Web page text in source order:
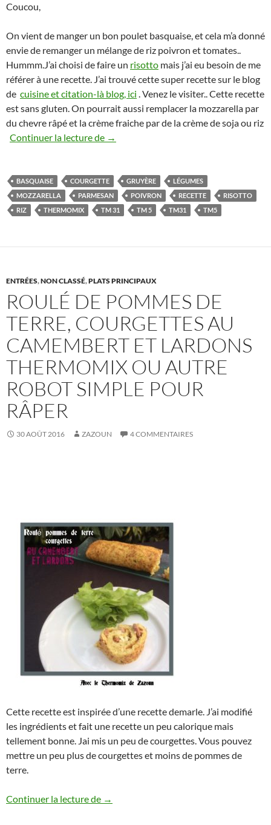
Coucou,
On vient de manger un bon poulet basquaise, et cela m’a donné
envie de remanger un mélange de riz poivron et tomates..
Hummm.J’ai choisi de faire un risotto mais j’ai eu besoin de me
référer à une recette. J’ai trouvé cette super recette sur le blog
de cuisine et citation-là blog, ici . Venez le visiter.. Cette recette
est sans gluten. On pourrait aussi remplacer la mozzarella par
du chevre râpé et la crème fraiche par de la crème de soja ou riz
Continuer la lecture de Risotto aux légumes du soleil
→
BASQUAISE COURGETTE GRUYÈRE
LÉGUMES
MOZZARELLA
PARMESAN POIVRON RECETTE
RISOTTO
RIZ
THERMOMIX TM 31 TM 5 TM31 TM5
ENTRÉES,NON CLASSÉ,PLATS PRINCIPAUX
ROULÉ DE POMMES DE
TERRE, COURGETTES AU
CAMEMBERT ET LARDONS
THERMOMIX OU AUTRE
ROBOT SIMPLE POUR
RÂPER
30 AOÛT 2016 ZAZOUN 4 COMMENTAIRES
Cette recette est inspirée d’une recette demarle. J’ai modifié
les ingrédients et fait une recette un peu calorique mais
tellement bonne. Jai mis un peu de courgettes. Vous pouvez
mettre un peu plus de courgettes et moins de pommes de
terre.
Continuer la lecture de Roulé de pommes de terre, courgettes
→